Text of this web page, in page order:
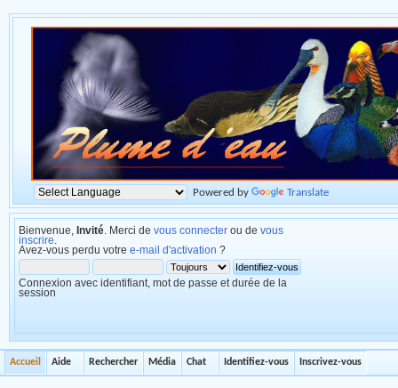
Powered by Translate
Bienvenue, Invité . Merci de vous connecter ou de vous
inscrire
Avez-vous perdu votre e-mail d'activation ?
Connexion avec identifiant, mot de passe et durée de la
session
Accueil Aide Rechercher Média Chat Identifiez-vous Inscrivez-vous